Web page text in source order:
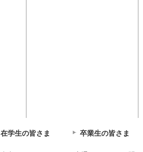
在学生の皆さま 卒業生の皆さま